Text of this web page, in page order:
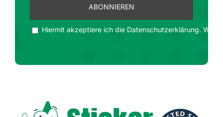
Hiermit akzeptiere ich die Datenschutzerklärung. Wir